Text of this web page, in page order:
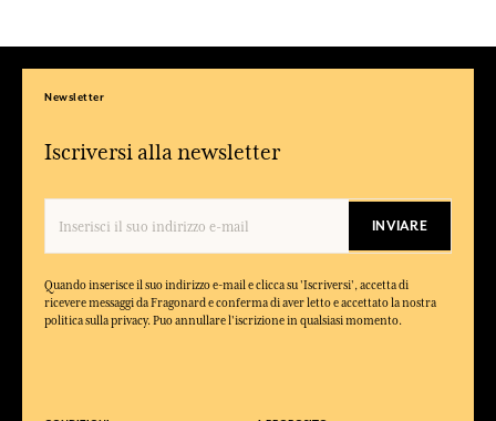
Newsletter
Iscriversi alla newsletter
INVIARE
Quando inserisce il suo indirizzo e-mail e clicca su 'Iscriversi', accetta di
ricevere messaggi da Fragonard e conferma di aver letto e accettato la nostra
politica sulla privacy. Puo annullare l'iscrizione in qualsiasi momento.